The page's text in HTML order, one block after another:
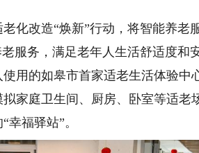
改造“焕新”行动，将智能养老
服务，满足老年人生活舒适度和
用的如皋市首家适老生活体验中
家庭卫生间、厨房、卧室等适老
福驿站”。